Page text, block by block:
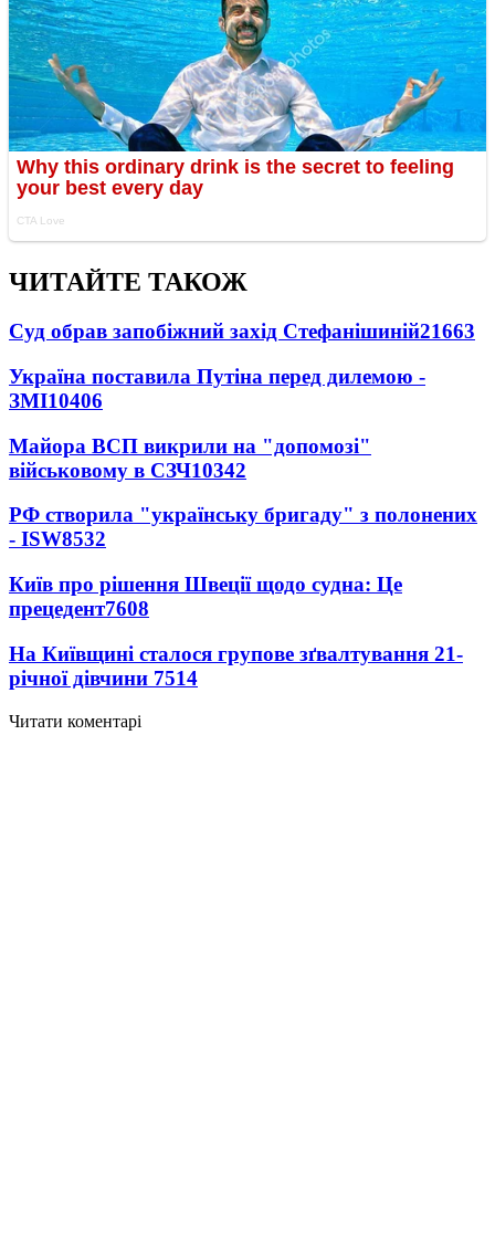
ЧИТАЙТЕ ТАКОЖ
Суд обрав запобіжний захід Стефанішиній21663
Україна поставила Путіна перед дилемою -
ЗМІ10406
Майора ВСП викрили на "допомозі"
військовому в СЗЧ10342
РФ створила "українську бригаду" з полонених
- ISW8532
Київ про рішення Швеції щодо судна: Це
прецедент7608
На Київщині сталося групове зґвалтування 21-
річної дівчини 7514
Читати коментарі